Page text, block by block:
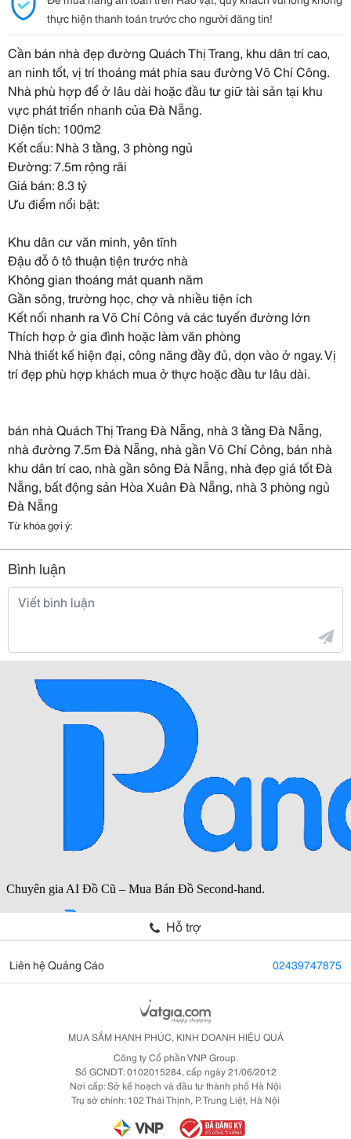
thực hiện thanh toán trước cho người đăng tin!
Cần bán nhà đẹp đường Quách Thị Trang, khu dân trí cao,
an ninh tốt, vị trí thoáng mát phía sau đường Võ Chí Công.
Nhà phù hợp để ở lâu dài hoặc đầu tư giữ tài sản tại khu
vực phát triển nhanh của Đà Nẵng.
Diện tích: 100m2
Kết cấu: Nhà 3 tầng, 3 phòng ngủ
Đường: 7.5m rộng rãi
Giá bán: 8.3 tỷ
Ưu điểm nổi bật:
Khu dân cư văn minh, yên tĩnh
Đậu đỗ ô tô thuận tiện trước nhà
Không gian thoáng mát quanh năm
Gần sông, trường học, chợ và nhiều tiện ích
Kết nối nhanh ra Võ Chí Công và các tuyến đường lớn
Thích hợp ở gia đình hoặc làm văn phòng
Nhà thiết kế hiện đại, công năng đầy đủ, dọn vào ở ngay. Vị
trí đẹp phù hợp khách mua ở thực hoặc đầu tư lâu dài.
bán nhà Quách Thị Trang Đà Nẵng, nhà 3 tầng Đà Nẵng,
nhà đường 7.5m Đà Nẵng, nhà gần Võ Chí Công, bán nhà
khu dân trí cao, nhà gần sông Đà Nẵng, nhà đẹp giá tốt Đà
Nẵng, bất động sản Hòa Xuân Đà Nẵng, nhà 3 phòng ngủ
Đà Nẵng
Từ khóa gợi ý:
Bình luận
Hỗ trợ
Liên hệ Quảng Cáo 02439747875
MUA SẮM HẠNH PHÚC, KINH DOANH HIỆU QUẢ
Công ty Cổ phần VNP Group.
Số GCNDT: 0102015284, cấp ngày 21/06/2012
Nơi cấp: Sở kế hoạch và đầu tư thành phố Hà Nội
Trụ sở chính: 102 Thái Thịnh, P. Trung Liệt, Hà Nội